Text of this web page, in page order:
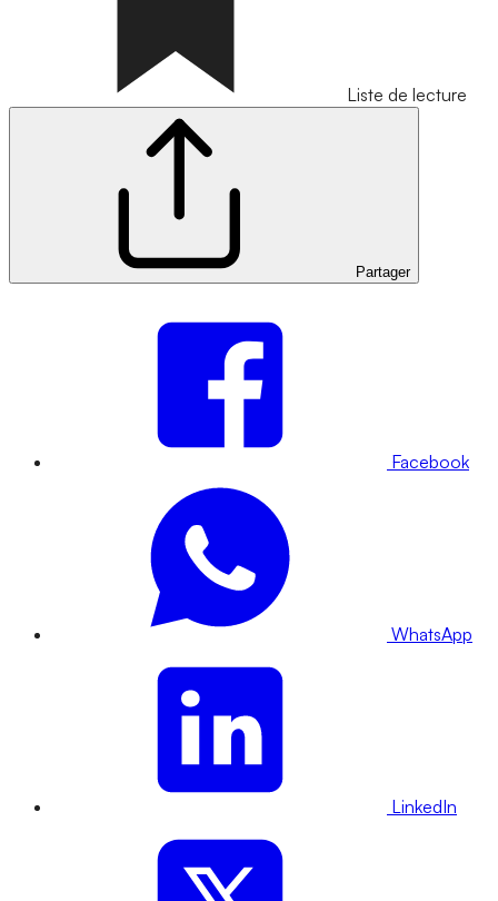
Liste de lecture
Partager
Facebook
WhatsApp
LinkedIn